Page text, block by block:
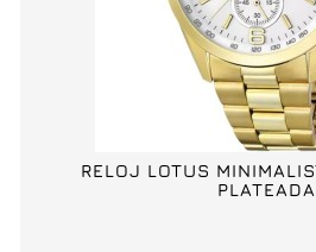
RELOJ LOTUS
PLATEADA